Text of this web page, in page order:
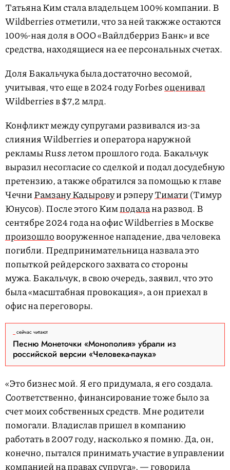
Татьяна Ким стала владельцем 100% компании. В
Wildberries отметили, что за ней такжже остаются
100%-ная доля в ООО «Вайлдберриз Банк» и все
средства, находящиеся на ее персональных счетах.
Доля Бакальчука была достаточно весомой,
учитывая, что еще в 2024 году Forbesоценивал
Wildberries в $7,2 млрд.
Конфликт между супругами развивался из-за
слияния Wildberries и оператора наружной
рекламы Russ летом прошлого года. Бакальчук
выразил несогласие со сделкой и подал досудебную
претензию, а также обратился за помощью к главе
ЧечниРамзану Кадыровуи рэперуТимати(Тимур
Юнусов). После этого Кимподалана развод. В
сентябре 2024 года на офис Wildberries в Москве
произошловооруженное нападение, два человека
погибли. Предпринимательница назвала это
попыткой рейдерского захвата со стороны
мужа. Бакальчук, в свою очередь, заявил, что это
была «масштабная провокация», а он приехал в
офис на переговоры.
сейчас читают
Песню Монеточки «Монополия» убрали из
российской версии «Человека-паука»
«Это бизнес мой. Я его придумала, я его создала.
Соответственно, финансирование тоже было за
счет моих собственных средств. Мне родители
помогали. Владислав пришел в компанию
работать в 2007 году, насколько я помню. Да, он,
конечно, пытался принимать участие в управлении
компанией на правах супруга», —говорила